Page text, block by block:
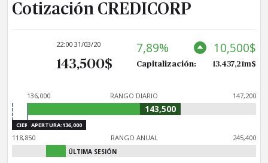
Cotización CREDICORP
22:00 31/03/20
143,500$
7,89% 10,500$
Capitalización: 13.437,21m$
RANGO DIARIO
136,000 147,200
CIERRE:126,300
143,500
APERTURA:136,000
RANGO ANUAL
118,850 245,400
ÚLTIMA SESIÓN